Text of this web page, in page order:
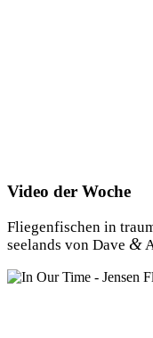
Video der Woche
Flie­gen­fi­schen in
see­lands von Dave &